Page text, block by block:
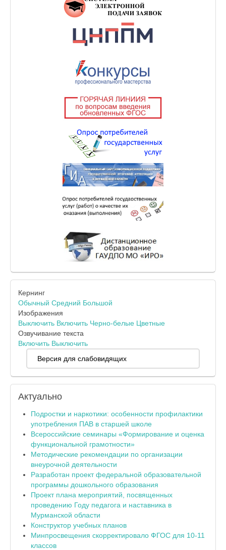
Кернинг
Обычный Средний Большой
Изображения
Выключить Включить Черно-белые Цветные
Озвучивание текста
Включить Выключить
Версия для слабовидящих
Актуально
Подростки и наркотики: особенности профилактики
употребления ПАВ в старшей школе
Всероссийские семинары «Формирование и оценка
функциональной грамотности»
Методические рекомендации по организации
внеурочной деятельности
Разработан проект федеральной образовательной
программы дошкольного образования
Проект плана мероприятий, посвященных
проведению Году педагога и наставника в
Мурманской области
Конструктор учебных планов
Минпросвещения скорректировало ФГОС для 10-11
классов